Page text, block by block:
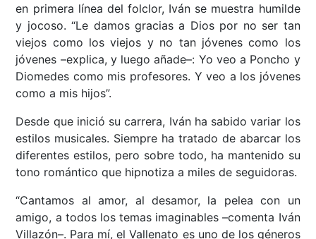
en primera línea del folclor, Iván se muestra humilde
y jocoso. “Le damos gracias a Dios por no ser tan
viejos como los viejos y no tan jóvenes como los
jóvenes –explica, y luego añade–: Yo veo a Poncho y
Diomedes como mis profesores. Y veo a los jóvenes
como a mis hijos”.
Desde que inició su carrera, Iván ha sabido variar los
estilos musicales. Siempre ha tratado de abarcar los
diferentes estilos, pero sobre todo, ha mantenido su
tono romántico que hipnotiza a miles de seguidoras.
“Cantamos al amor, al desamor, la pelea con un
amigo, a todos los temas imaginables –comenta Iván
Villazón–. Para mí, el Vallenato es uno de los géneros